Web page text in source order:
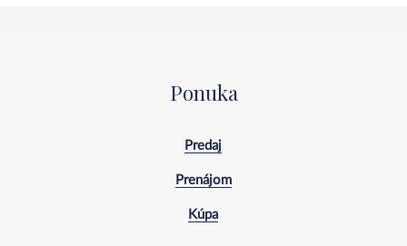
Ponuka
Predaj
Prenájom
Kúpa